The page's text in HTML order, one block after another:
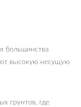
большинства
высокую несущую
грунтов, где